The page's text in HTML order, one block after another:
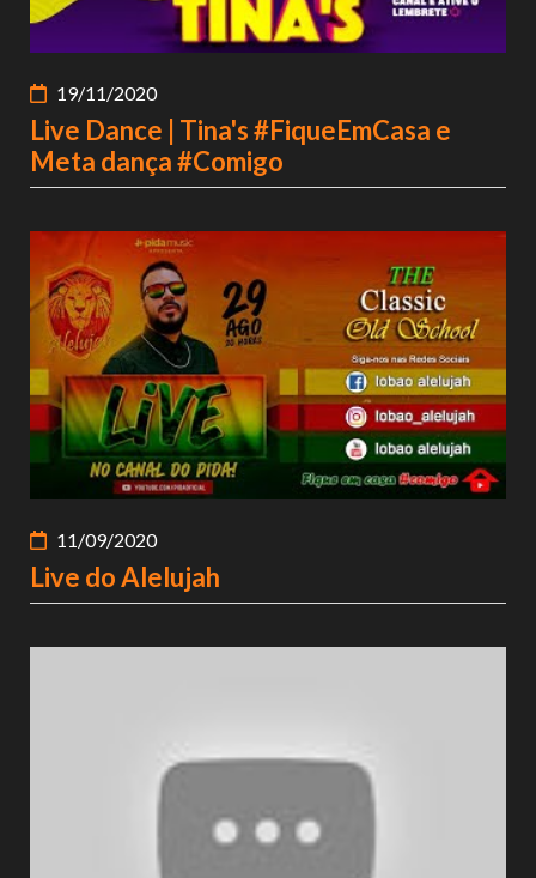
19/11/2020
Live Dance | Tina's #FiqueEmCasa e
Meta dança #Comigo
11/09/2020
Live do Alelujah